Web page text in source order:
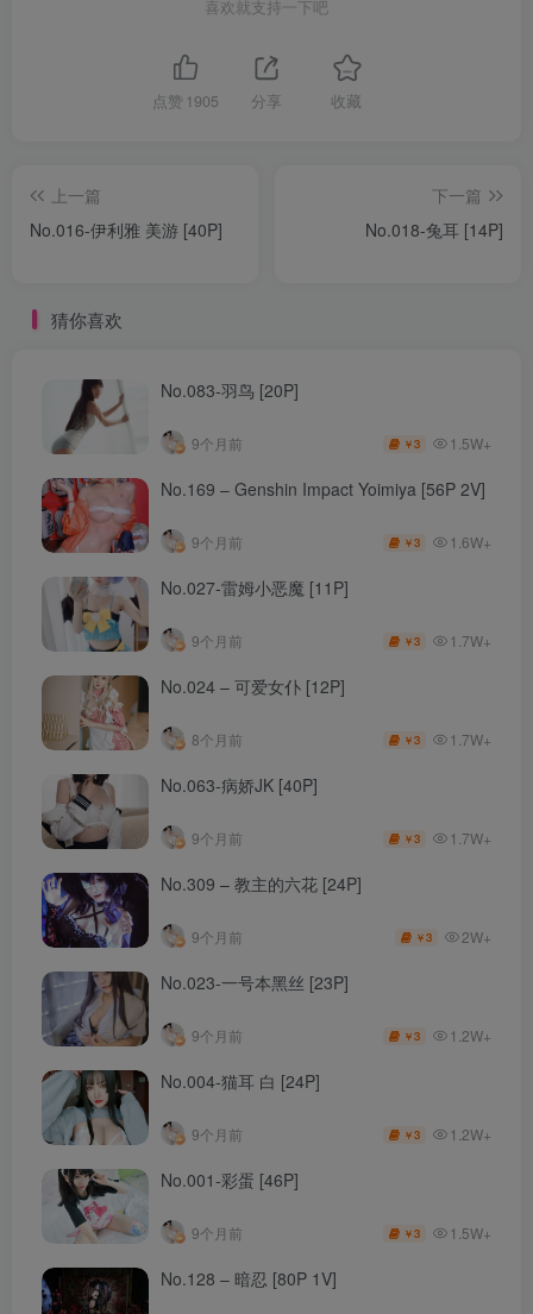
喜欢就支持一下吧
点赞 1905 分享 收藏
上一篇
No.016-伊利雅 美游 [40P]
下一篇
No.018-兔耳 [14P]
猜你喜欢
No.083-羽鸟 [20P]
9个月前 ￥3 1.5W+
No.169 – Genshin Impact Yoimiya [56P 2V]
9个月前 ￥3 1.6W+
No.027-雷姆小恶魔 [11P]
9个月前 ￥3 1.7W+
No.024 – 可爱女仆 [12P]
8个月前 ￥3 1.7W+
No.063-病娇JK [40P]
9个月前 ￥3 1.7W+
No.309 – 教主的六花 [24P]
9个月前 ￥3 2W+
No.023-一号本黑丝 [23P]
9个月前 ￥3 1.2W+
No.004-猫耳 白 [24P]
9个月前 ￥3 1.2W+
No.001-彩蛋 [46P]
9个月前 ￥3 1.5W+
No.128 – 暗忍 [80P 1V]